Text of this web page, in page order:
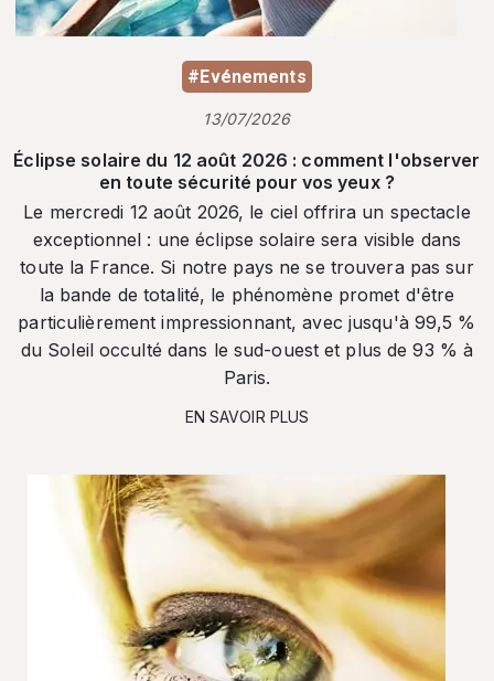
#Evénements
13/07/2026
Éclipse solaire du 12 août 2026 : comment l'observer
en toute sécurité pour vos yeux ?
Le mercredi 12 août 2026, le ciel offrira un spectacle
exceptionnel : une éclipse solaire sera visible dans
toute la France. Si notre pays ne se trouvera pas sur
la bande de totalité, le phénomène promet d'être
particulièrement impressionnant, avec jusqu'à 99,5 %
du Soleil occulté dans le sud-ouest et plus de 93 % à
Paris.
EN SAVOIR PLUS